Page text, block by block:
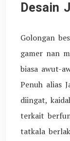
Desain
Golongan
gamer nan
biasa awut-
Penuh alias
diingat,
terkait
tatkala